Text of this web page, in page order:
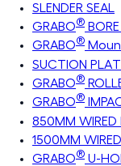
SLENDER SEAL
GRABO®
GRABO®
SUCTION
GRABO®
GRABO®
850MM WIRED
1500MM
GRABO® U-